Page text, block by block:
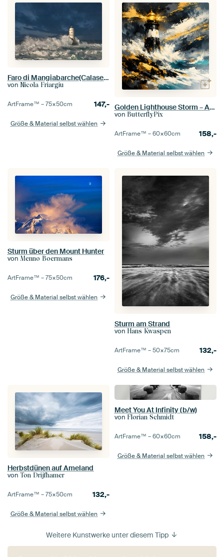
Faro di Mangiabarche(Calasetta-Sardegna)
von Nicola Friargiu
ArtFrame™ –75×50cm 147,-
Größe & Material selbst wählen
Golden Lighthouse Storm – Abstrakter Leuchtturm in tosender Gischt
von ButterflyPix
ArtFrame™ –60×60cm 158,-
Größe & Material selbst wählen
Sturm über den Mount Hunter
von Menno Boermans
ArtFrame™ –75×50cm 176,-
Größe & Material selbst wählen
Sturm am Strand
von Hans Kwaspen
ArtFrame™ –50×75cm 132,-
Größe & Material selbst wählen
Herbstdünen auf Ameland
von Ton Drijfhamer
ArtFrame™ –75×50cm 132,-
Größe & Material selbst wählen
Meet You At Infinity (b/w)
von Florian Schmidt
ArtFrame™ –60×60cm 158,-
Größe & Material selbst wählen
Weitere Kunstwerke unter diesem Tipp